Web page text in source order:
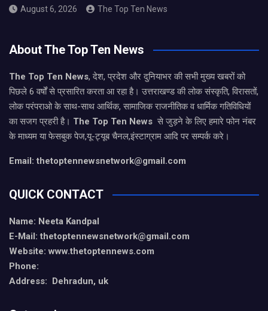
August 6, 2026 The Top Ten News
About The Top Ten News
The Top Ten News, देश, प्रदेश और दुनियाभर की सभी मुख्य खबरों को
पिछले 6 वर्षों से प्रसारित करता आ रहा है। उत्तराखण्ड की लोक संस्कृति, विरासतों,
लोक परंपराओ के साथ-साथ आर्थिक, सामाजिक राजनीतिक व धार्मिक गतिविधियों
का सजग प्रहरी है। The Top Ten News से जुड़ने के लिए हमारे फोन नंबर
के माध्यम या फेसबुक पेज,यू-ट्यूब चैनल,इंस्टाग्राम आदि पर सम्पर्क करे।
Email: thetoptennewsnetwork@gmail.com
QUICK CONTACT
Name: Neeta Kandpal
E-Mail: thetoptennewsnetwork@gmail.com
Website: www.thetoptennews.com
Phone:
Address: Dehradun, uk